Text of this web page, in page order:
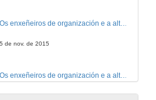
5 de nov. de 2015
Os enxeñeiros de organización e a alta direción. Intervención de Rosa García Piñeiro, Directora Global de Sostenibilidade de Alcoa.
5 de nov. de 2015